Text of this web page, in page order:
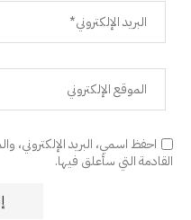
احفظ اسمي، البريد الإلكتروني،
القادمة التي سأعلق فيها.